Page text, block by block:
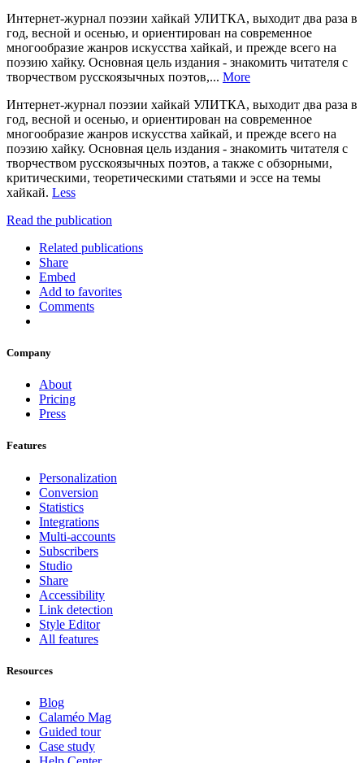
Интернет-журнал поэзии хайкай УЛИТКА, выходит два раза в
год, весной и осенью, и ориентирован на современное
многообразие жанров искусства хайкай, и прежде всего на
поэзию хайку. Основная цель издания - знакомить читателя с
творчеством русскоязычных поэтов,... More
Интернет-журнал поэзии хайкай УЛИТКА, выходит два раза в
год, весной и осенью, и ориентирован на современное
многообразие жанров искусства хайкай, и прежде всего на
поэзию хайку. Основная цель издания - знакомить читателя с
творчеством русскоязычных поэтов, а также с обзорными,
критическими, теоретическими статьями и эссе на темы
хайкай. Less
Read the publication
Related publications
Share
Embed
Add to favorites
Comments
Company
About
Pricing
Press
Features
Personalization
Conversion
Statistics
Integrations
Multi-accounts
Subscribers
Studio
Share
Accessibility
Link detection
Style Editor
All features
Resources
Blog
Calaméo Mag
Guided tour
Case study